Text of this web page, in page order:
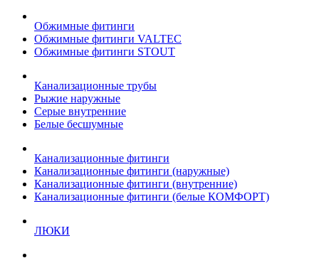
Обжимные фитинги
Обжимные фитинги VALTEC
Обжимные фитинги STOUT
Канализационные трубы
Рыжие наружные
Серые внутренние
Белые бесшумные
Канализационные фитинги
Канализационные фитинги (наружные)
Канализационные фитинги (внутренние)
Канализационные фитинги (белые КОМФОРТ)
ЛЮКИ